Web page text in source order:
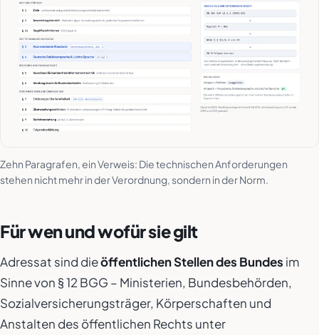
Zehn Paragrafen, ein Verweis: Die technischen Anforderungen
stehen nicht mehr in der Verordnung, sondern in der Norm.
Für wen und wofür sie gilt
Adressat sind dieöffentlichen Stellen des Bundes im
Sinne von § 12 BGG – Ministerien, Bundesbehörden,
Sozialversicherungsträger, Körperschaften und
Anstalten des öffentlichen Rechts unter